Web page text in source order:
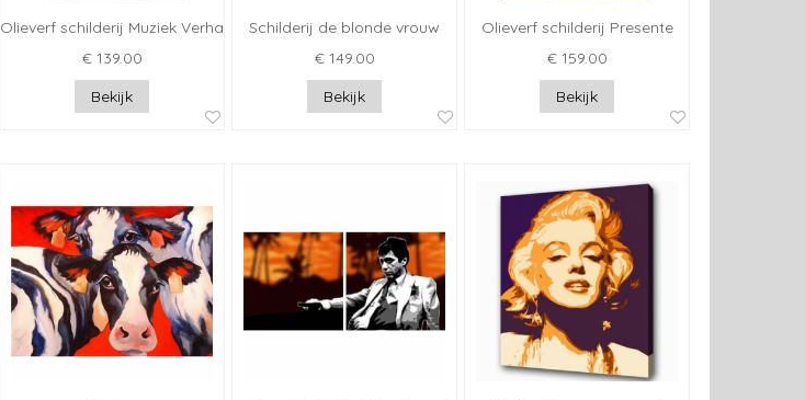
Olieverf schilderij Muziek Verhaal
€ 139.00
Bekijk
Schilderij de blonde vrouw
€ 149.00
Bekijk
Olieverf schilderij Presente
€ 159.00
Bekijk